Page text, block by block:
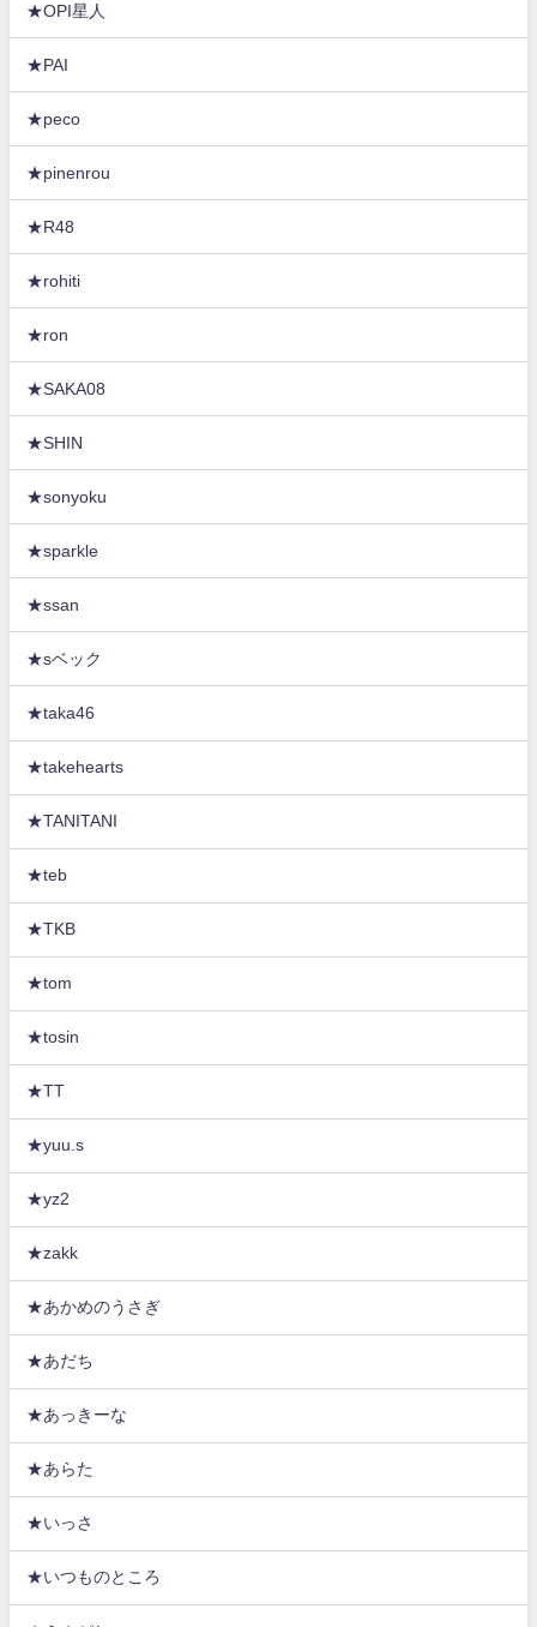
★OPI星人
★PAI
★peco
★pinenrou
★R48
★rohiti
★ron
★SAKA08
★SHIN
★sonyoku
★sparkle
★ssan
★sベック
★taka46
★takehearts
★TANITANI
★teb
★TKB
★tom
★tosin
★TT
★yuu.s
★yz2
★zakk
★あかめのうさぎ
★あだち
★あっきーな
★あらた
★いっさ
★いつものところ